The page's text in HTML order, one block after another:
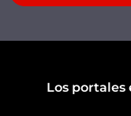
Los portales